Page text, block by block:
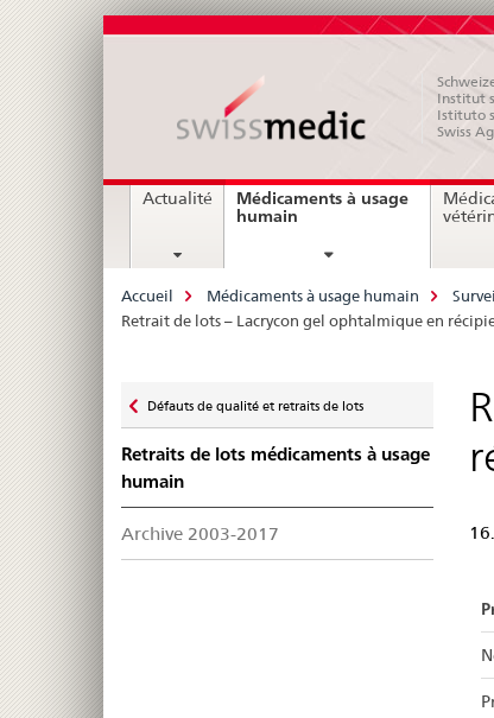
Institut
Istituto
Swiss
Navigation
Actualité
Médicaments à usage
humain
Breadcrumb
Accueil Médicaments à usage humain
Retrait de lots – Lacrycon gel ophtalmique en
zu
Défauts de qualité et retraits de lots
Retraits de lots médicaments à usage
humain
Archive 2003-2017